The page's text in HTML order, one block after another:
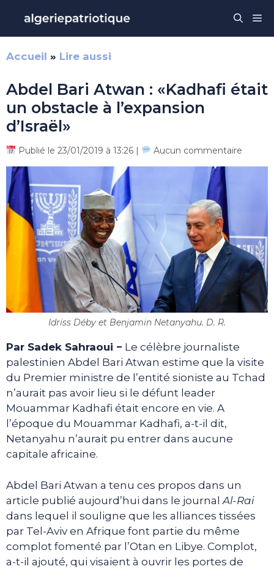
contenu
Accueil » Lire aussi
Abdel Bari Atwan : «Kadhafi était
un obstacle à l’expansion
d’Israël»
Publié le 23/01/2019 à 13:26 | Aucun commentaire
Idriss Déby et Benjamin Netanyahu. D. R.
Par Sadek Sahraoui − Le célèbre journaliste
palestinien Abdel Bari Atwan estime que la visite
du Premier ministre de l’entité sioniste au Tchad
n’aurait pas avoir lieu si le défunt leader
Mouammar Kadhafi était encore en vie. A
l’époque du Mouammar Kadhafi, a-t-il dit,
Netanyahu n’aurait pu entrer dans aucune
capitale africaine.
Abdel Bari Atwan a tenu ces propos dans un
article publié aujourd’hui dans le journal Al-Rai
dans lequel il souligne que les alliances tissées
par Tel-Aviv en Afrique font partie du même
complot fomenté par l’Otan en Libye. Complot,
a-t-il ajouté, qui visaient à ouvrir les portes de